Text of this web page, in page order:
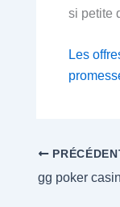
si petite
Les